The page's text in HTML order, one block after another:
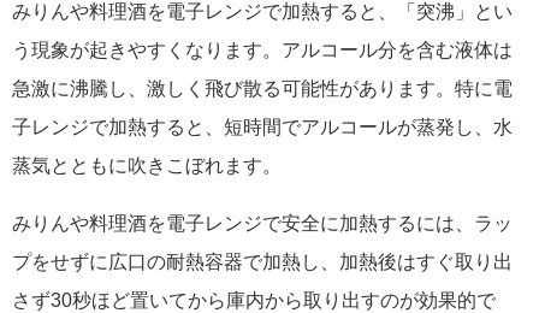
みりんや料理酒を電子レンジで加熱すると、「突沸」とい
う現象が起きやすくなります。アルコール分を含む液体は
急激に沸騰し、激しく飛び散る可能性があります。特に電
子レンジで加熱すると、短時間でアルコールが蒸発し、水
蒸気とともに吹きこぼれます。
みりんや料理酒を電子レンジで安全に加熱するには、ラッ
プをせずに広口の耐熱容器で加熱し、加熱後はすぐ取り出
さず30秒ほど置いてから庫内から取り出すのが効果的で